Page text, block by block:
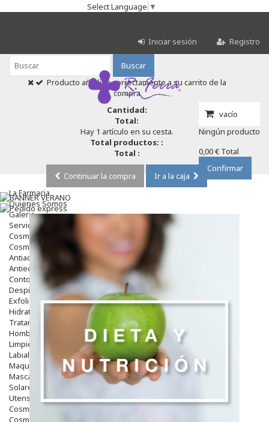
Select Language ▼
Iniciar sesión Registro
Buscar
vacío
Ningún producto
0,00 € Total
Confirmar
Producto añadido correctamente a su carrito de la
compra
Cantidad:
Total:
Hay 1 artículo en su cesta.
Total productos: :
Total :
Continuar la compra
Ir a la caja
La Farmacia
Quienes Somos
Galeria
Servicios
Cosmética
Cosmética Facial
Antiacné
Antiedad
Contorno De Ojos
Despigmentantes
Exfoliantes
Hidratantes
Tratamientos De Noche
Hombre
Limpieza
Labiales
Maquillajes Y Color
Mascarillas
Solares
Utensilios
Cosmética Capilar
Cosmética Corporal